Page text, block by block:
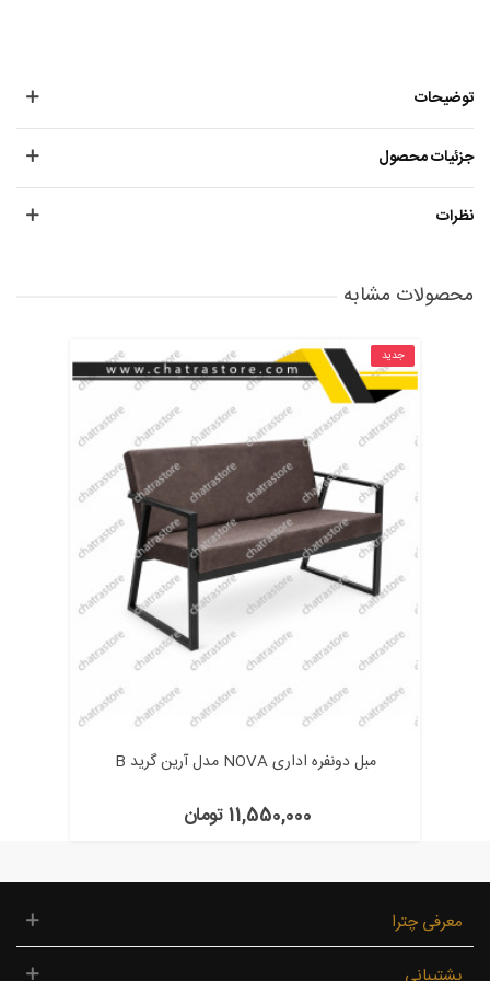
توضیحات
جزئیات محصول
نظرات
محصولات مشابه
جدید
مبل دونفره اداری NOVA مدل آرین گرید B
11,550,000 تومان
معرفی چترا